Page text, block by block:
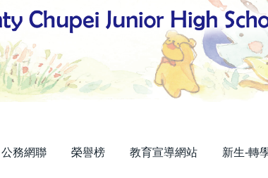
公務網聯 榮譽榜 教育宣導網站 新生-轉